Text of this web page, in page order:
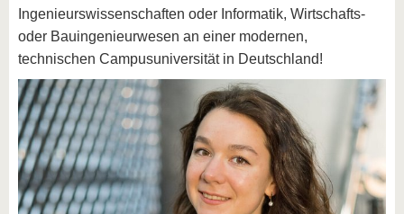
Ingenieurswissenschaften oder Informatik, Wirtschafts-
oder Bauingenieurwesen an einer modernen,
technischen Campusuniversität in Deutschland!